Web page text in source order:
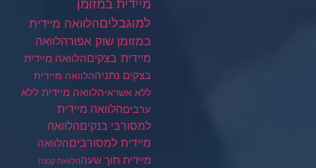
מיידית במזומן
למוגבליםהלוואה מיידית
במזומן שוק אפורהלוואה
מיידית בצקיםהלוואה מיידית
בצקים נתניההלוואה מיידית
ללא אשראיהלוואה מיידית ללא
ערביםהלוואה מיידית
למסורבי בנקיםהלוואה
מיידית למסורביםהלוואה
מיידית תוך שעההלוואה קטנה